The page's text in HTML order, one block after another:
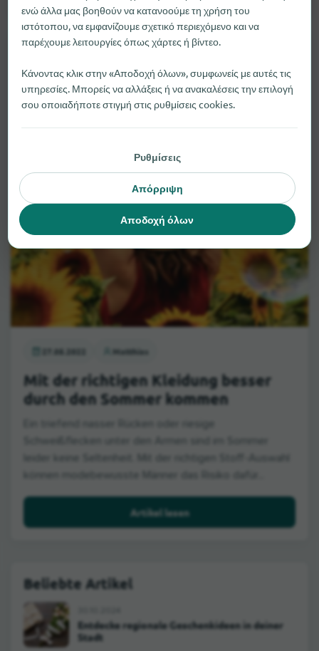
27.05.2022 Matthias
Mit der richtigen Kleidung besser
durch den Sommer kommen
Artikel lesen
Beliebte Artikel
Entdecke regionale Geschenkideen in deiner
Stadt
ενώ άλλα μας βοηθούν να κατανοούμε τη χρήση του
ιστότοπου, να εμφανίζουμε σχετικό περιεχόμενο και να
παρέχουμε λειτουργίες όπως χάρτες ή βίντεο.
Κάνοντας κλικ στην «Αποδοχή όλων», συμφωνείς με αυτές τις
υπηρεσίες. Μπορείς να αλλάξεις ή να ανακαλέσεις την επιλογή
σου οποιαδήποτε στιγμή στις ρυθμίσεις cookies.
Ρυθμίσεις
Απόρριψη
Αποδοχή όλων